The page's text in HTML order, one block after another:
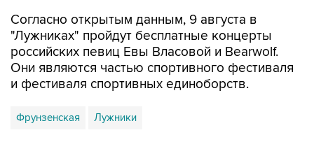
Согласно открытым данным, 9 августа в
"Лужниках" пройдут бесплатные концерты
российских певиц Евы Власовой и Bearwolf.
Они являются частью спортивного фестиваля
и фестиваля спортивных единоборств.
Фрунзенская Лужники